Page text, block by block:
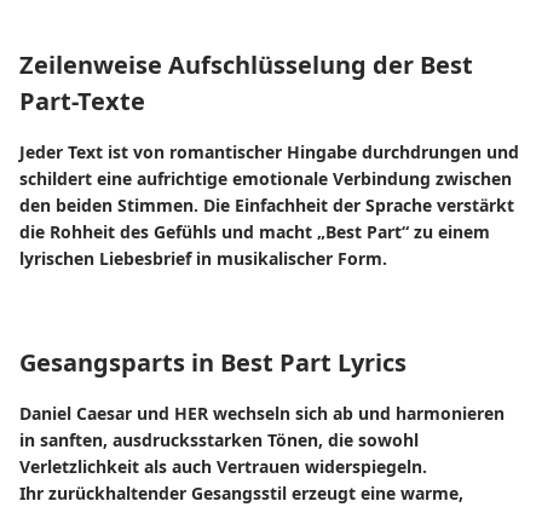
Zeilenweise Aufschlüsselung der Best
Part-Texte
Jeder Text ist von romantischer Hingabe durchdrungen und
schildert eine aufrichtige emotionale Verbindung zwischen
den beiden Stimmen. Die Einfachheit der Sprache verstärkt
die Rohheit des Gefühls und macht „Best Part“ zu einem
lyrischen Liebesbrief in musikalischer Form.
Gesangsparts in Best Part Lyrics
Daniel Caesar und HER wechseln sich ab und harmonieren
in sanften, ausdrucksstarken Tönen, die sowohl
Verletzlichkeit als auch Vertrauen widerspiegeln.
Ihr zurückhaltender Gesangsstil erzeugt eine warme,